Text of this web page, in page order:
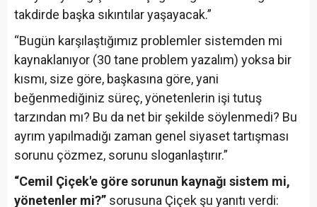
takdirde başka sıkıntılar yaşayacak.”
“Bugün karşılaştığımız problemler sistemden mi
kaynaklanıyor (30 tane problem yazalım) yoksa bir
kısmı, size göre, başkasına göre, yani
beğenmediğiniz süreç, yönetenlerin işi tutuş
tarzından mı? Bu da net bir şekilde söylenmedi? Bu
ayrım yapılmadığı zaman genel siyaset tartışması
sorunu çözmez, sorunu sloganlaştırır.”
“Cemil Çiçek'e göre sorunun kaynağı sistem mi,
yönetenler mi?” sorusuna Çiçek şu yanıtı verdi: